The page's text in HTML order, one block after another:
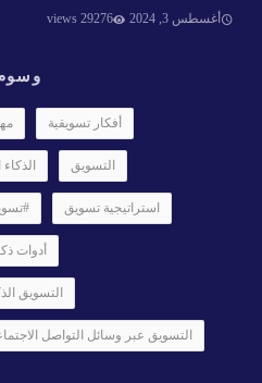
أغسطس 3, 2024 29276 views
أفكار تسويقية
التسويق
استراتيجية تسويق
أدوات
التسويق
التسويق عبر وسائل التواصل